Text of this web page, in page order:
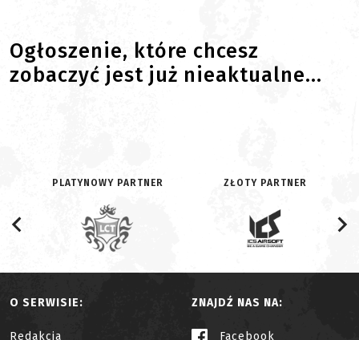
Ogłoszenie, które chcesz
zobaczyć jest już nieaktualne...
PLATYNOWY PARTNER ZŁOTY PARTNER
O SERWISIE:
Redakcja
ZNAJDŹ NAS NA:
Facebook